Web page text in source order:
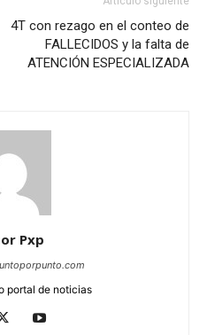
4T con rezago en el conteo de
FALLECIDOS y la falta de
ATENCIÓN ESPECIALIZADA
Pxp
portal de noticias